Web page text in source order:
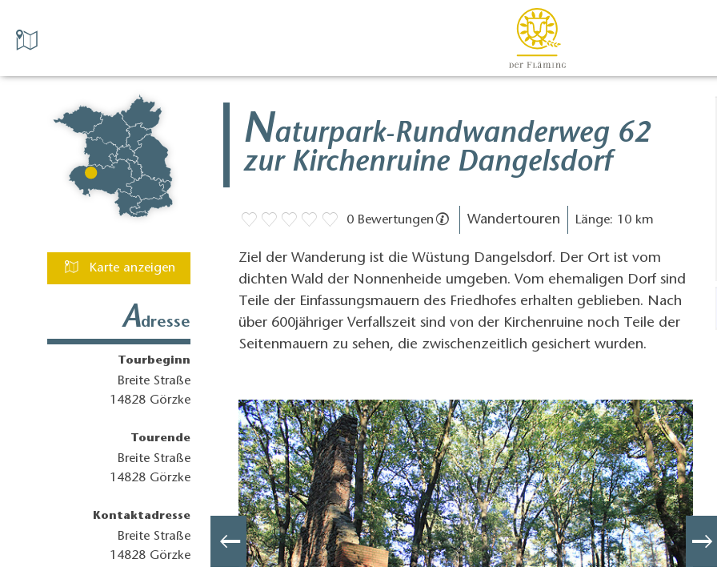
Karte anzeigen
Adresse
Tourbeginn
Breite Straße
14828 Görzke
Tourende
Breite Straße
14828 Görzke
Kontaktadresse
Breite Straße
14828 Görzke
Naturpark-Rundwanderweg 62
zur Kirchenruine Dangelsdorf
0 Bewertungen Wandertouren Länge: 10 km
Ziel der Wanderung ist die Wüstung Dangelsdorf. Der Ort ist vom
dichten Wald der Nonnenheide umgeben. Vom ehemaligen Dorf sind
Teile der Einfassungsmauern des Friedhofes erhalten geblieben. Nach
über 600jähriger Verfallszeit sind von der Kirchenruine noch Teile der
Seitenmauern zu sehen, die zwischenzeitlich gesichert wurden.